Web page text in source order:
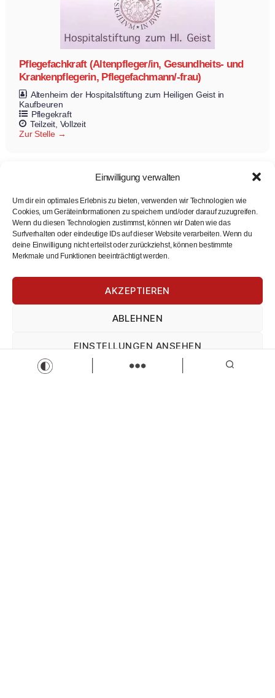
Einwilligung verwalten
Um dir ein optimales Erlebnis zu bieten, verwenden wir Technologien wie
Cookies, um Geräteinformationen zu speichern und/oder darauf zuzugreifen.
Wenn du diesen Technologien zustimmst, können wir Daten wie das
Surfverhalten oder eindeutige IDs auf dieser Website verarbeiten. Wenn du
deine Einwilligung nicht erteilst oder zurückziehst, können bestimmte
Merkmale und Funktionen beeinträchtigt werden.
AKZEPTIEREN
ABLEHNEN
EINSTELLUNGEN ANSEHEN
Impressum Impressum
Pflegefachkraft (Altenpfleger/in, Gesundheits- und
Krankenpflegerin, Pflegefachmann/-frau)
Altenheim der Hospitalstiftung zum Heiligen Geist in
Kaufbeuren
Pflegekraft
Teilzeit Vollzeit
Zur Stelle
Tarifkunden
Vertrieb Kundenberater
Load more